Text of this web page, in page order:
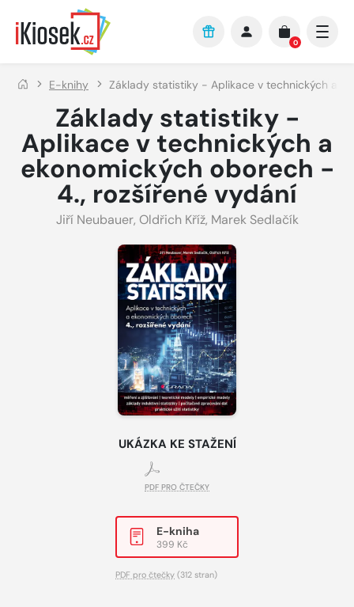
Přejít na hlavní obsah
0
E-knihy Základy statistiky - Aplikace v technických a
Základy statistiky -
Aplikace v technických a
ekonomických oborech -
4., rozšířené vydání
Jiří Neubauer, Oldřich Kříž, Marek Sedlačík
UKÁZKA KE STAŽENÍ
PDF PRO ČTEČKY
E-kniha
399 Kč
PDF pro čtečky (312 stran)